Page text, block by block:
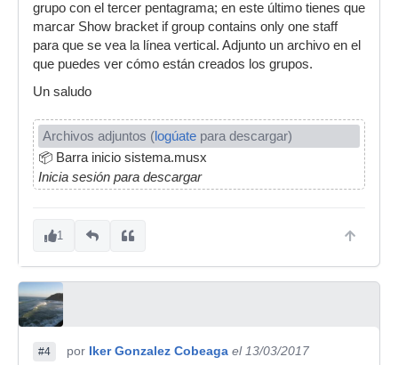
grupo con el tercer pentagrama; en este último tienes que
marcar Show bracket if group contains only one staff
para que se vea la línea vertical. Adjunto un archivo en el
que puedes ver cómo están creados los grupos.
Un saludo
Archivos adjuntos (logúate para descargar)
📦 Barra inicio sistema.musx
Inicia sesión para descargar
1
#4 por Iker Gonzalez Cobeaga el 13/03/2017